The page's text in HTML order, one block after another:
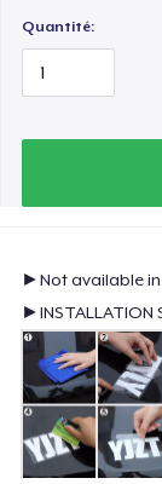
Quantité:
►Not available
►INSTALLATION